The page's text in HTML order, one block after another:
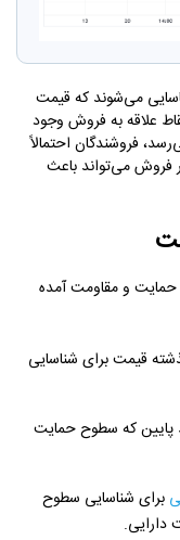
می‌شوند که قیمت
علاقه به فروش وجود
فروشندگان احتمالاً
فروش می‌تواند باعث
حمایت و مقاومت آمده
قیمت برای شناسایی
پایین که سطوح حمایت
برای شناسایی سطوح
دارایی.